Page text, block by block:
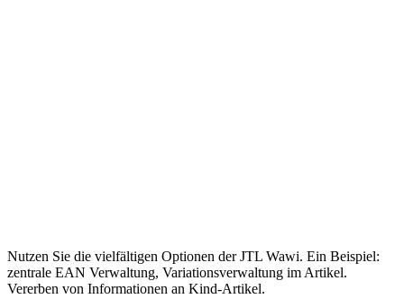
Nutzen Sie die vielfältigen Optionen der JTL Wawi. Ein Beispiel:
zentrale EAN Verwaltung, Variationsverwaltung im Artikel.
Vererben von Informationen an Kind-Artikel.